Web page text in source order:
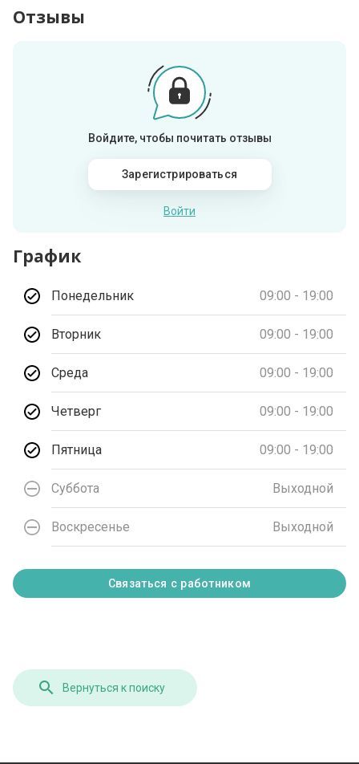
Отзывы
Войдите, чтобы почитать отзывы
Зарегистрироваться
Войти
График
Понедельник 09:00 - 19:00
Вторник 09:00 - 19:00
Среда 09:00 - 19:00
Четверг 09:00 - 19:00
Пятница 09:00 - 19:00
Суббота Выходной
Воскресенье Выходной
Связаться с работником
Вернуться к поиску